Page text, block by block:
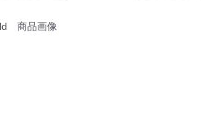
商品画像